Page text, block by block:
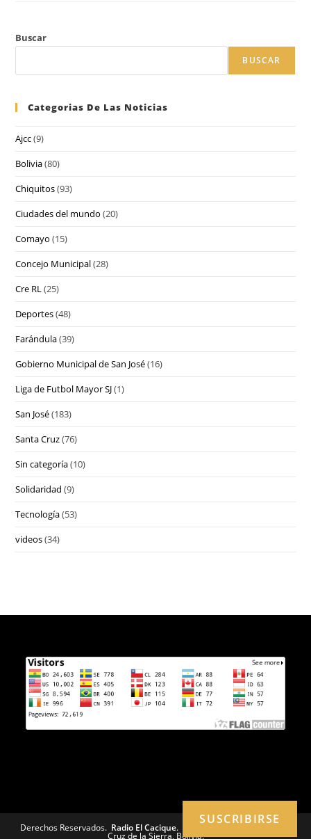
Buscar
BUSCAR
Categorias De Las Noticias
Ajcc(9)
Bolivia(80)
Chiquitos(93)
Ciudades del mundo (20)
Comayo (15)
Concejo Municipal(28)
Cre RL(25)
Deportes(48)
Farándula(39)
Gobierno Municipal de San José(16)
Liga de Futbol Mayor SJ(1)
San José(183)
Santa Cruz(76)
Sin categoría(10)
Solidaridad (9)
Tecnología(53)
videos(34)
Derechos Reservados. Radio El Cacique. San José de Chiquitos, Santa
Cruz de la Sierra, Bolivia.
SUSCRIBIRSE